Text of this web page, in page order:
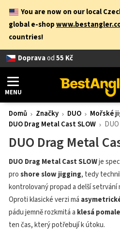
You are now on our local
global e-shop
countries!
Dopravaod55 Kč
MENU
Domů Značky DUO
Mořské
DUO Drag Metal Cast SLOW
DUO Drag Metal
DUO Drag Metal Cast SLOWje
proshore slow jigging, tedy
kontrolovaný propad a delší setrvání
Oproti klasické verzi má
pádu jemně rozkmitá a klesá
ten čas, který potřebují k útoku.